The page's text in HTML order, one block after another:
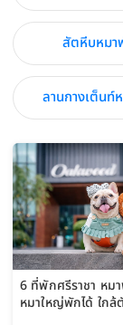
สัตหีบหมา
ลานกางเต็นท์
6 ที่พักศรีราชา หม
หมาใหญ่พักได้ ใกล้